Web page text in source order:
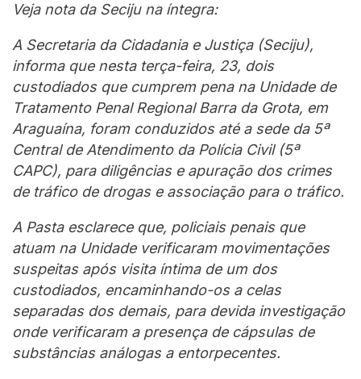
Veja nota da Seciju na íntegra:
A Secretaria da Cidadania e Justiça (Seciju),
informa que nesta terça-feira, 23, dois
custodiados que cumprem pena na Unidade de
Tratamento Penal Regional Barra da Grota, em
Araguaína, foram conduzidos até a sede da 5ª
Central de Atendimento da Polícia Civil (5ª
CAPC), para diligências e apuração dos crimes
de tráfico de drogas e associação para o tráfico.
A Pasta esclarece que, policiais penais que
atuam na Unidade verificaram movimentações
suspeitas após visita íntima de um dos
custodiados, encaminhando-os a celas
separadas dos demais, para devida investigação
onde verificaram a presença de cápsulas de
substâncias análogas a entorpecentes.